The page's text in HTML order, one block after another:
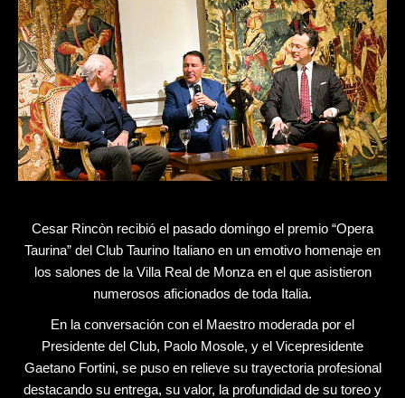
Cesar Rincòn recibió el pasado domingo el premio “Opera
Taurina” del Club Taurino Italiano en un emotivo homenaje en
los salones de la Villa Real de Monza en el que asistieron
numerosos aficionados de toda Italia.
En la conversación con el Maestro moderada por el
Presidente del Club, Paolo Mosole, y el Vicepresidente
Gaetano Fortini, se puso en relieve su trayectoria profesional
destacando su entrega, su valor, la profundidad de su toreo y